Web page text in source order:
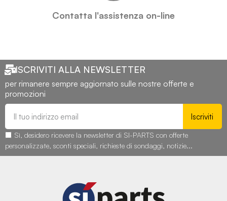
Contatta l'assistenza on-line
ISCRIVITI ALLA NEWSLETTER
per rimanere sempre aggiornato sulle nostre offerte e
promozioni
Iscriviti
Sì, desidero ricevere la newsletter di SI-PARTS con offerte
personalizzate, sconti speciali, richieste di sondaggi, notizie...